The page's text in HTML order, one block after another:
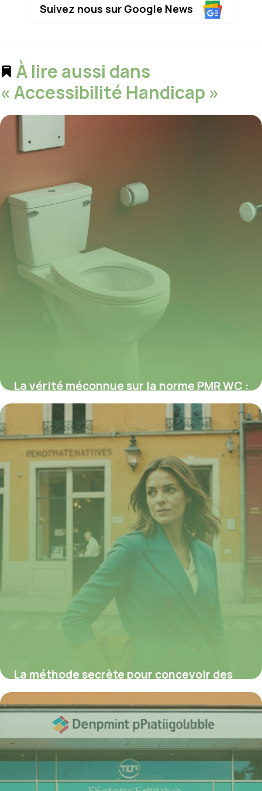
Suivez nous sur Google News
À lire aussi dans
« Accessibilité Handicap »
La vérité méconnue sur la norme PMR WC :
obligations, critères et astuces pour une
accessibilité infaillible
31 juillet 2025
La méthode secrète pour concevoir des
pentes PMR parfaitement inclusives et
conformes à la réglementation française
24 juillet 2025